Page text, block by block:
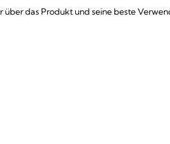
über das Produkt und seine beste